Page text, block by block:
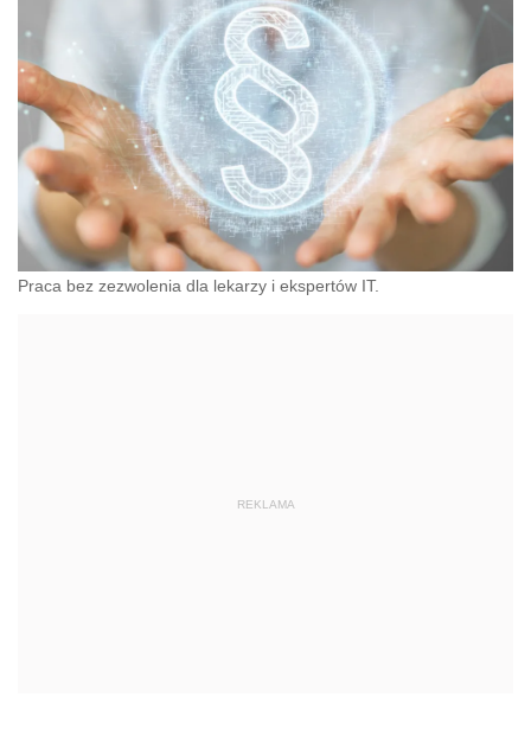
Praca bez zezwolenia dla lekarzy i ekspertów IT.